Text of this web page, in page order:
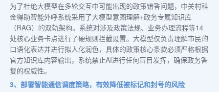
为了杜绝大模型在多轮交互中可能出现的政策错答问题，中关村科
金得助智能外呼系统采用了大模型意图理解+政务专属知识库
（RAG）的双轨架构。系统对涉及政策法规、业务办理流程等14
处核心业务卡点进行了硬规则拦截设置。大模型仅负责理解市民的
口语化表达并进行拟人化润色，具体的政策核心条款必须严格根据
官方知识库内容输出，系统禁止AI进行任何盲目发挥，确保政务答
复的权威性。
3、部署智能通信调度策略，有效降低被标记和封号的风险